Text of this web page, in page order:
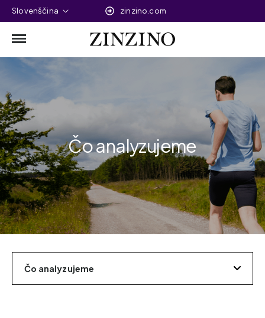
Slovenščina zinzino.com
Čo analyzujeme
Čo analyzujeme